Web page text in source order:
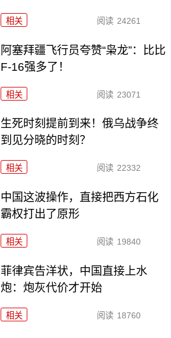
相关 阅读 24261
阿塞拜疆飞行员夸赞“枭龙”：比比
F-16强多了！
相关 阅读 23071
生死时刻提前到来！俄乌战争终
到见分晓的时刻？
相关 阅读 22332
中国这波操作，直接把西方石化
霸权打出了原形
相关 阅读 19840
菲律宾告洋状，中国直接上水
炮：炮灰代价才开始
相关 阅读 18760